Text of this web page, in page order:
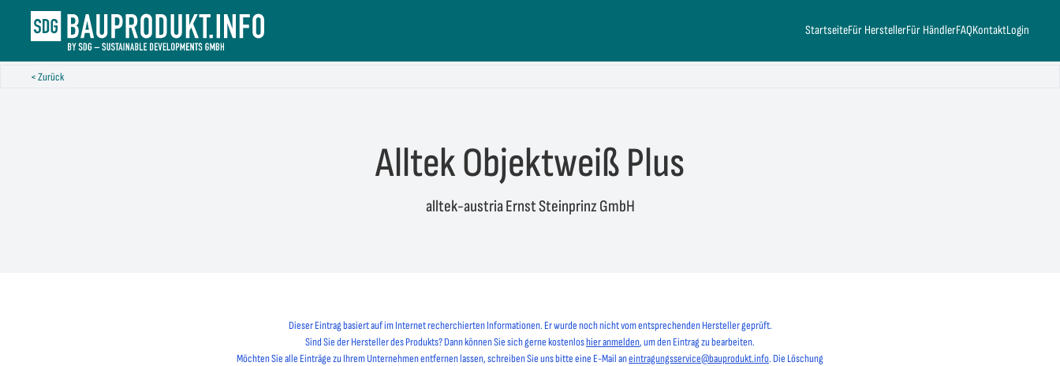
StartseiteFür HerstellerFür HändlerFAQKontaktLogin
< Zurück
Alltek Objektweiß Plus
alltek-austria Ernst Steinprinz GmbH
Dieser Eintrag basiert auf im Internet recherchierten Informationen. Er wurde noch nicht vom entsprechenden Hersteller geprüft.
Sind Sie der Hersteller des Produkts? Dann können Sie sich gerne kostenloshier anmelden, um den Eintrag zu bearbeiten.
Möchten Sie alle Einträge zu Ihrem Unternehmen entfernen lassen, schreiben Sie uns bitte eine E-Mail aneintragungsservice@bauprodukt.info. Die Löschung